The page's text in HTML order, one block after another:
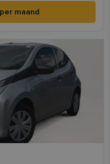
maand